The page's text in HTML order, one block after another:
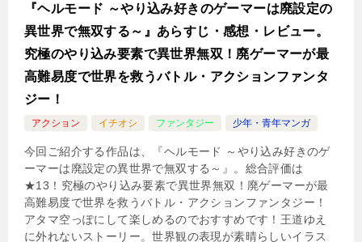
『ヘルモード ～やり込み好きのゲーマーは廃設定の
異世界で無双する～』あらすじ・感想・レビュー。
究極のやり込み要素で異世界無双！廃ゲーマーが最
高難易度で世界を救うバトル・アクションファンタ
ジー！
アクション イチオシ ファンタジー 少年・青年マンガ
今回ご紹介する作品は、『ヘルモード ～やり込み好きのゲ
ーマーは廃設定の異世界で無双する～』。総合評価は
★13！究極のやり込み要素で異世界無双！廃ゲーマーが最
高難易度で世界を救うバトル・アクションファンタジー！
アタマ空っぽにして楽しめるのでおすすめです！王道ゆえ
に外れないストーリー。世界観の表現が素晴らしいイラス